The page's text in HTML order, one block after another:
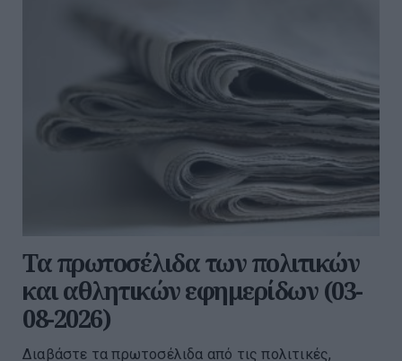
Τα πρωτοσέλιδα των πολιτικών
και αθλητικών εφημερίδων (03-
08-2026)
Διαβάστε τα πρωτοσέλιδα από τις πολιτικές,